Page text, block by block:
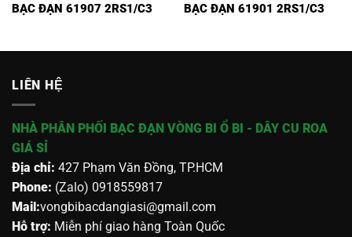
BẠC ĐẠN 61907 2RS1/C3 BẠC ĐẠN 61901 2RS1/C3
LIÊN HỆ
NHÀ PHÂN PHỐI BẠC ĐẠN VÒNG BI Ổ BI - DÂY CU ROA
GIÁ SỈ
Địa chỉ: 427 Phạm Văn Đồng, TP.HCM
Phone: (Zalo) 0918559817
Mail:vongbibacdangiasi@gmail.com
Hỗ trợ: Miễn phí giao hàng Toàn Quốc